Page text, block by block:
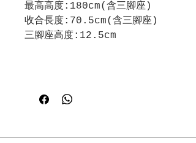
最高高度:180cm(含三腳座)
收合長度:70.5cm(含三腳座)
三腳座高度:12.5cm